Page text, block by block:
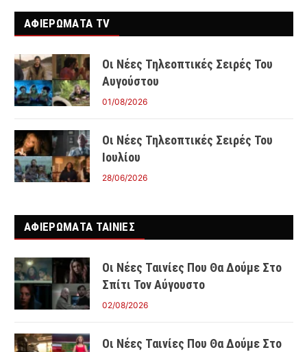
ΑΦΙΕΡΩΜΑΤΑ TV
Οι Νέες Τηλεοπτικές Σειρές Του
Αυγούστου
01/08/2026
Οι Νέες Τηλεοπτικές Σειρές Του
Ιουλίου
28/06/2026
ΑΦΙΕΡΩΜΑΤΑ ΤΑΙΝΊΕΣ
Οι Νέες Ταινίες Που Θα Δούμε Στο
Σπίτι Τον Αύγουστο
02/08/2026
Οι Νέες Ταινίες Που Θα Δούμε Στο